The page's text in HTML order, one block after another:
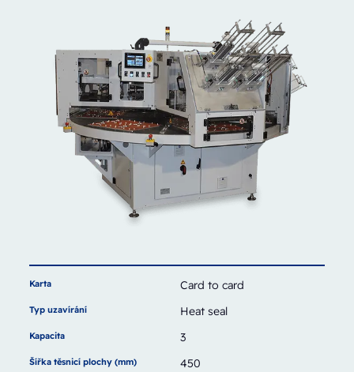
Karta Card to card
Typ uzavírání Heat seal
Kapacita 3
Šířka těsnicí plochy (mm) 450